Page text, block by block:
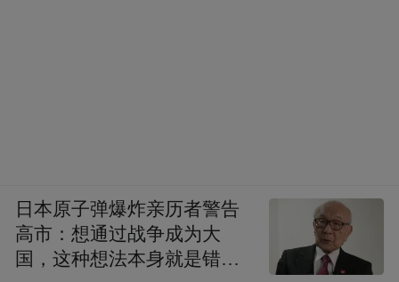
日本原子弹爆炸亲历者警告
高市：想通过战争成为大
国，这种想法本身就是错误